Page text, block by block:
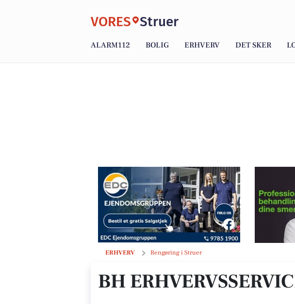
VORES Struer
ALARM112 BOLIG ERHVERV DET SKER
ERHVERV Rengøring i Struer
BH Erhvervsservice
BH